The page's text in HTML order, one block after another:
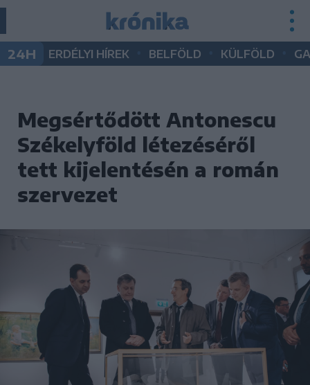
24H ERDÉLYI HÍREK BELFÖLD KÜLFÖLD
Megsértődött Antonescu
Székelyföld létezéséről
tett kijelentésén a román
szervezet